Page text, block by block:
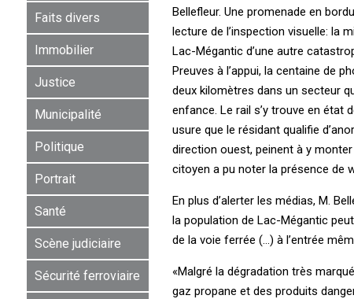
Faits divers
Immobilier
Justice
Municipalité
Politique
Portrait
Santé
Scène judiciaire
Sécurité ferroviaire
Bellefleur. Une promenade en
lecture de l’inspection visuelle: la
Lac-Mégantic d’une autre
Preuves à l’appui, la centaine de
deux kilomètres dans un secteur
enfance. Le rail s’y trouve en état
usure que le résidant qualifie
direction ouest, peinent à y
citoyen a pu noter la présence de
En plus d’alerter les médias, M.
la population de Lac-Mégantic
de la voie ferrée (…) à l’entrée
«Malgré la dégradation très
gaz propane et des produits